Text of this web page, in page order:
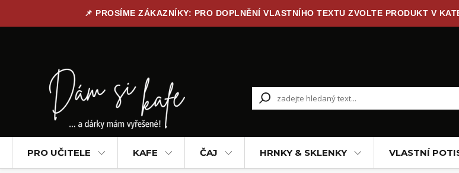
📌 PROSÍME ZÁKAZNÍKY: PRO DOPLNĚNÍ VLASTNÍHO TEXTU ZVOLTE PRODUKT V
PRO UČITELE KAFE ČAJ HRNKY & SKLENKY VLASTNÍ